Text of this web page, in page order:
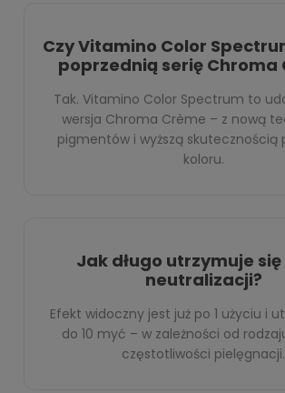
Czy Vitamino Color
poprzednią serię Chroma
Tak. Vitamino Color Spectrum to
wersja Chroma Crème – z nową
pigmentów i wyższą skutecznością
koloru.
Jak długo utrzymuje
neutralizacji?
Efekt widoczny jest już po 1 użyciu i
do 10 myć – w zależności od
częstotliwości pielęgnacji.